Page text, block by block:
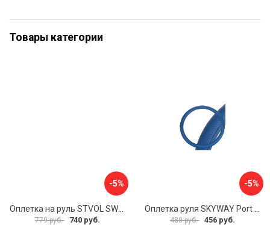
Товары категории
-5%
779 руб. 740 руб.
-5%
480 руб. 456 руб.